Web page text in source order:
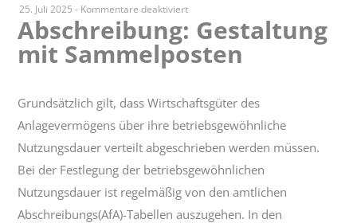
25. Juli 2025 - Kommentare deaktiviertfür
Abschreibung:
Gestaltung
mit
Abschreibung: Gestaltung
mit Sammelposten
Grundsätzlich gilt, dass Wirtschaftsgüter des
Anlagevermögens über ihre betriebsgewöhnliche
Nutzungsdauer verteilt abgeschrieben werden müssen.
Bei der Festlegung der betriebsgewöhnlichen
Nutzungsdauer ist regelmäßig von den amtlichen
Abschreibungs(AfA)-Tabellen auszugehen. In den